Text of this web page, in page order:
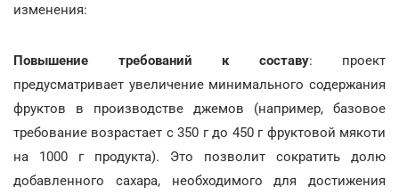
изменения:
Повышение требований к составу: проект
предусматривает увеличение минимального содержания
фруктов в производстве джемов (например, базовое
требование возрастает с 350 г до 450 г фруктовой мякоти
на 1000 г продукта). Это позволит сократить долю
добавленного сахара, необходимого для достижения